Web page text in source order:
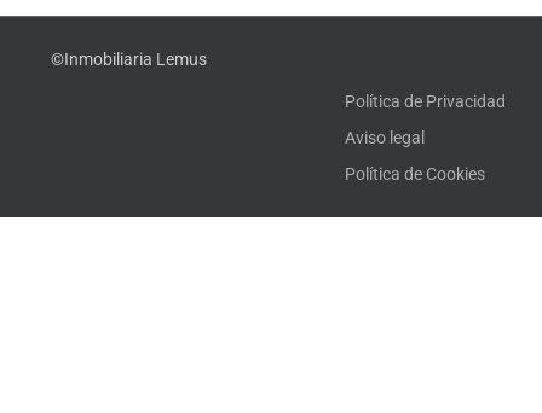
©Inmobiliaria Lemus
Política de Privacidad
Aviso legal
Política de Cookies